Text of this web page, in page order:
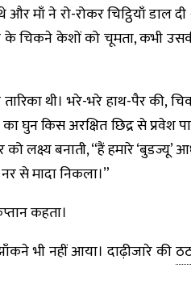
ने रो-रोकर चिट्ठियाँ डाल दी
के चिकने केशों को चूमता, कभी
थी। भरे-भरे हाथ-पैर की,
घुन किस अरक्षित छिद्र से प्रवेश
लक्ष्य बनाती, “हैं हमारे
से मादा निकला।”
कहता।
भी नहीं आया। दाढ़ीजारे की